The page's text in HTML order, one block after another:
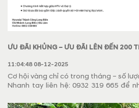
ƯU ĐÃI KHỦNG – ƯU ĐÃI LÊN ĐẾN 200
HYUNDAI
11:04:48 08-12-2025
Cơ hội vàng chỉ có trong tháng – số
Nhanh tay liên hệ: 0932 319 665 để
Lâm